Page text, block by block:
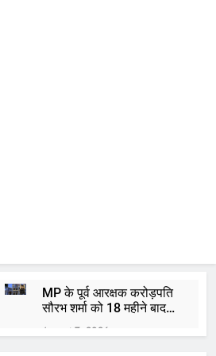
MP के पूर्व आरक्षक करोड़पति
सौरभ शर्मा को 18 महीने बाद
हाईकोर्ट से मिली जमानत
August 7, 2026